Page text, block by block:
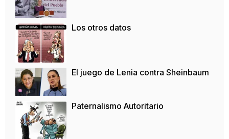
Los otros datos
El juego de Lenia contra Sheinbaum
Paternalismo Autoritario